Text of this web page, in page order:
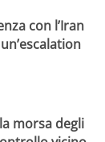
con l’Iran
morsa degli